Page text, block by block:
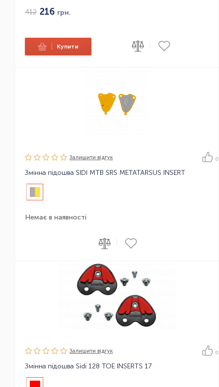
412 216 грн.
Купити
Залишити вiдгук 0
Змінна підошва SIDI MTB SRS METATARSUS INSERT
Немає в наявності
Залишити вiдгук 0
Змінна підошва Sidi 128 TOE INSERTS 17